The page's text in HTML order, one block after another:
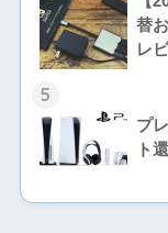
替
レ
5
プ
ト